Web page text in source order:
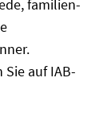
familien-
auf IAB-